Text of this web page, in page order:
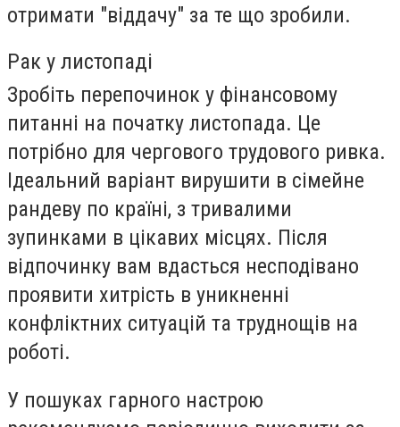
отримати "віддачу" за те що зробили.
Рак у листопаді
Зробіть перепочинок у фінансовому
питанні на початку листопада. Це
потрібно для чергового трудового ривка.
Ідеальний варіант вирушити в сімейне
рандеву по країні, з тривалими
зупинками в цікавих місцях. Після
відпочинку вам вдасться несподівано
проявити хитрість в уникненні
конфліктних ситуацій та труднощів на
роботі.
У пошуках гарного настрою